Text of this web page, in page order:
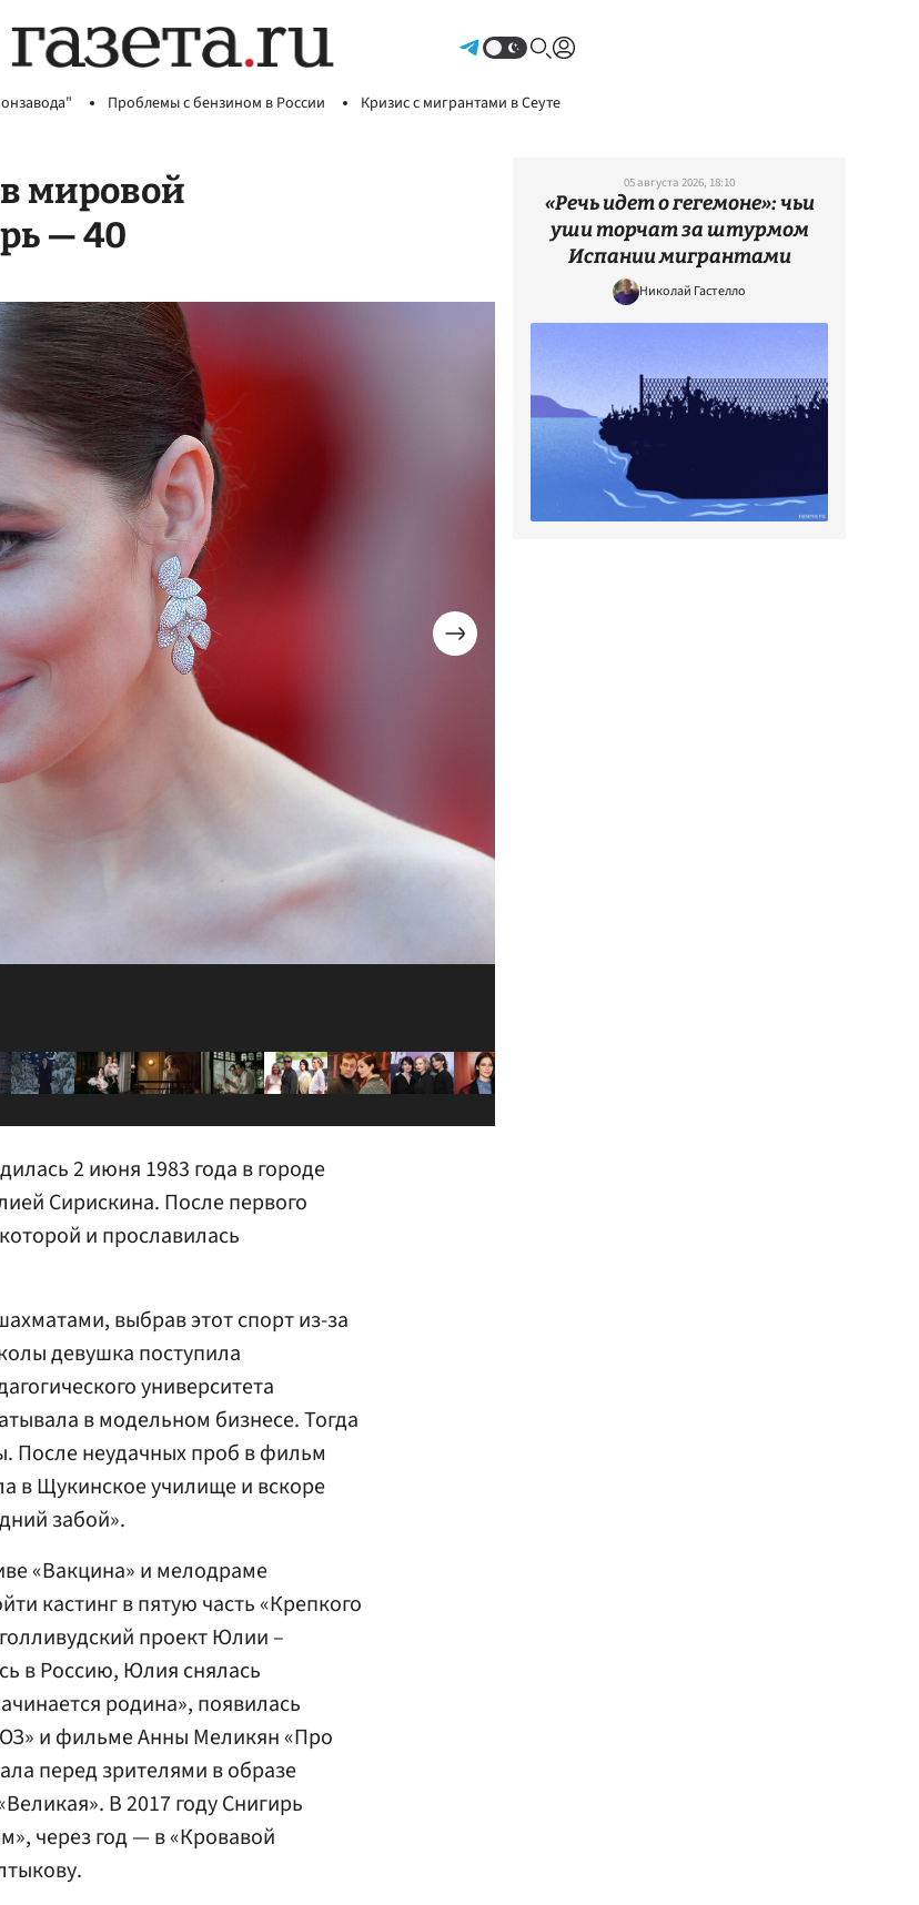
Проблемы с бензином в России Кризис с мигрантами в Сеуте
мировой
— 40
2 июня 1983 года в городе
Сирискина. После первого
и прославилась
выбрав этот спорт из-за
девушка поступила
университета
в модельном бизнесе. Тогда
После неудачных проб в фильм
в Щукинское училище и вскоре
забой».
«Вакцина» и мелодраме
кастинг в пятую часть «Крепкого
проект Юлии –
в Россию, Юлия снялась
родина», появилась
и фильме Анны Меликян «Про
перед зрителями в образе
В 2017 году Снигирь
через год — в «Кровавой
05 августа 2026, 18:10
«Речь идет о гегемоне»: чьи
уши торчат за штурмом
Испании мигрантами
Николай Гастелло